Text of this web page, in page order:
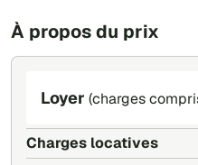
À propos du prix
Loyer (charges
Charges locatives